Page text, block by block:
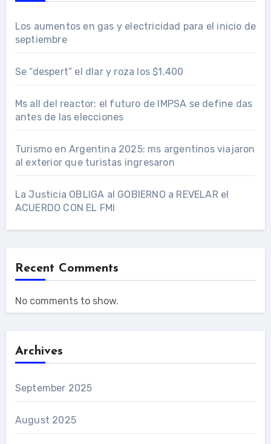
Los aumentos en gas y electricidad para el inicio de
septiembre
Se “despert” el dlar y roza los $1.400
Ms all del reactor: el futuro de IMPSA se define das
antes de las elecciones
Turismo en Argentina 2025: ms argentinos viajaron
al exterior que turistas ingresaron
La Justicia OBLIGA al GOBIERNO a REVELAR el
ACUERDO CON EL FMI
Recent Comments
No comments to show.
Archives
September 2025
August 2025